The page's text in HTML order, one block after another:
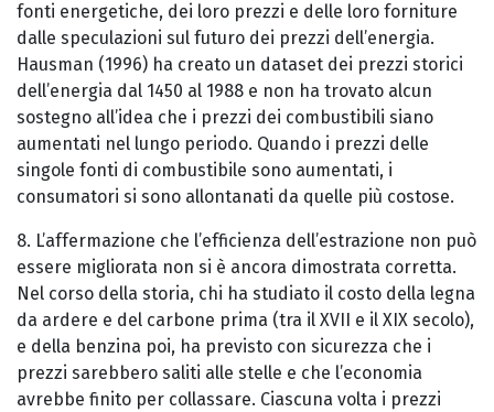
fonti energetiche, dei loro prezzi e delle loro forniture
dalle speculazioni sul futuro dei prezzi dell’energia.
Hausman (1996) ha creato un dataset dei prezzi storici
dell’energia dal 1450 al 1988 e non ha trovato alcun
sostegno all’idea che i prezzi dei combustibili siano
aumentati nel lungo periodo. Quando i prezzi delle
singole fonti di combustibile sono aumentati, i
consumatori si sono allontanati da quelle più costose.
8. L’affermazione che l’efficienza dell’estrazione non può
essere migliorata non si è ancora dimostrata corretta.
Nel corso della storia, chi ha studiato il costo della legna
da ardere e del carbone prima (tra il XVII e il XIX secolo),
e della benzina poi, ha previsto con sicurezza che i
prezzi sarebbero saliti alle stelle e che l’economia
avrebbe finito per collassare. Ciascuna volta i prezzi